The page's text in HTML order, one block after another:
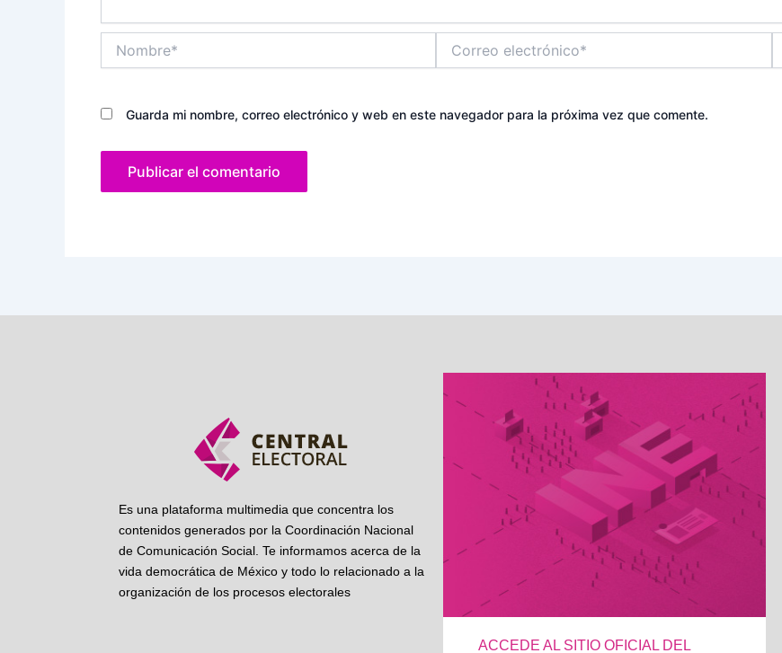
electrónico*
Guarda mi nombre, correo electrónico y web en este navegador para la próxima vez que comente.
Es una plataforma multimedia que concentra los
contenidos generados por la Coordinación Nacional
de Comunicación Social. Te informamos acerca de la
vida democrática de México y todo lo relacionado a la
organización de los procesos electorales
ACCEDE AL SITIO OFICIAL DEL